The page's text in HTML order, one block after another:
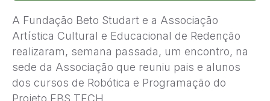
A Fundação Beto Studart e a Associação
Artística Cultural e Educacional de Redenção
realizaram, semana passada, um encontro, na
sede da Associação que reuniu pais e alunos
dos cursos de Robótica e Programação do